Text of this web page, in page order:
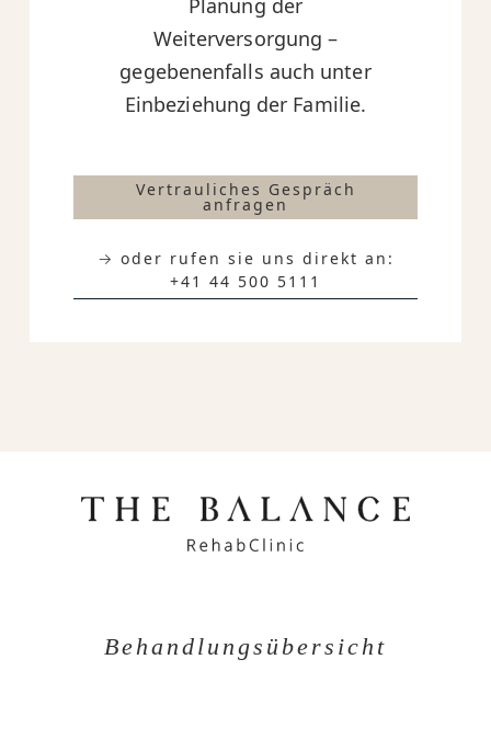
Planung der
Weiterversorgung –
gegebenenfalls auch unter
Einbeziehung der Familie.
Vertrauliches Gespräch
anfragen
→ oder rufen sie uns direkt an:
+41 44 500 5111
Behandlungsübersicht